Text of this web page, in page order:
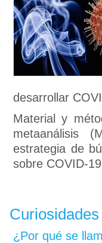
desarrollar
Material y
metaanálisis
estrategia de
sobre COVID-
Curiosidades
¿Por qué se